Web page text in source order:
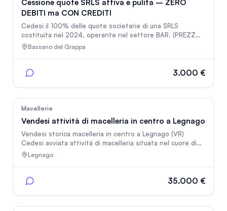
Cessione quote SRLS attiva e pulita – ZERO
DEBITI ma CON CREDITI
Cedesi il 100% delle quote societarie di una SRLS
costituita nel 2024, operante nel settore BAR. (PREZZO
TRATTABILE) Situazione Debitoria: ZERO debiti. La società
è TOTALMENTE PRIVA DI PASSIVITA' ("PULITA"). Situazione
crediti attivi certificati, inclusi nel prezzo di cessione.
bilanci e le dichiarazioni fiscali sono regolarmente
depositati e aggiornati
Bassano del Grappa
3.000 €
Macellerie
Vendesi attività di macelleria in centro a Legnago
Vendesi storica macelleria in centro a Legnago (VR)
Cedesi avviata attività di macelleria situata nel cuore di
Legnago (Verona), in posizione centrale e di forte
passaggio pedonale e veicolare. Il negozio dispone di: *
vendita di circa 50mq ben organizzato; * posizione
consolidata; * attività ideale per professionisti del
settore o per chi desidera investire in un’attività.
Legnago
35.000 €